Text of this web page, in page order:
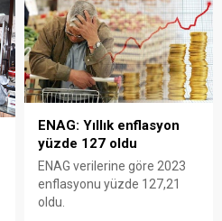
ENAG: Yıllık enflasyon
yüzde 127 oldu
ENAG verilerine göre 2023
enflasyonu yüzde 127,21
oldu.